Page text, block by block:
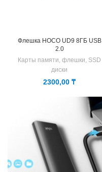
Флешка HOCO UD9 8ГБ USB
2.0
Карты памяти, флешки, SSD
диски
2300,00 ₸